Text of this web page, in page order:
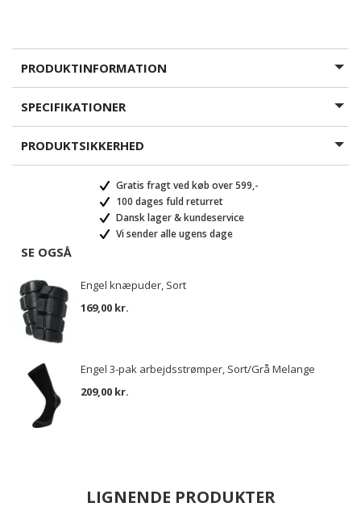
PRODUKTINFORMATION
SPECIFIKATIONER
PRODUKTSIKKERHED
Gratis fragt ved køb over 599,-
100 dages fuld returret
Dansk lager & kundeservice
Vi sender alle ugens dage
SE OGSÅ
Engel knæpuder, Sort
169,00 kr.
Engel 3-pak arbejdsstrømper, Sort/Grå Melange
209,00 kr.
LIGNENDE PRODUKTER